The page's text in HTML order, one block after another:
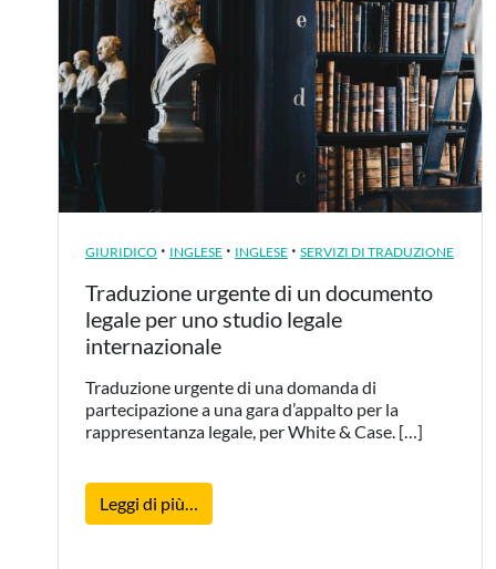
GIURIDICO · INGLESE · INGLESE · SERVIZI DI TRADUZIONE
Traduzione urgente di un documento
legale per uno studio legale
internazionale
Traduzione urgente di una domanda di
partecipazione a una gara d’appalto per la
rappresentanza legale, per White & Case. […]
Leggi di più…